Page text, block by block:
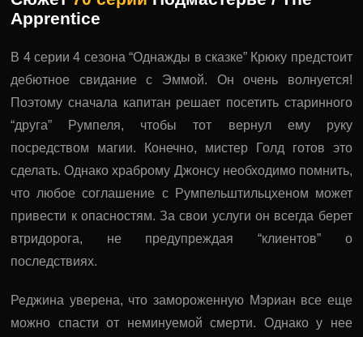
Apprentice
В 4 серии 4 сезона “Однажды в сказке” Крюку предстоит
дебютное свидание с Эммой. Он очень волнуется!
Поэтому сначала капитан решает посетить старинного
“друга” Румпеля, чтобы тот вернул ему руку
посредством магии. Конечно, мистер Голд готов это
сделать. Однако храброму Джонсу необходимо помнить,
что любое соглашение с Румпельштильцхеном может
привести к опасностям. За свои услуги он всегда берет
втридорога, не предупреждая “клиентов” о
последствиях.
Реджина уверена, что замороженную Мэриан все еще
можно спасти от неминуемой смерти. Однако у нее